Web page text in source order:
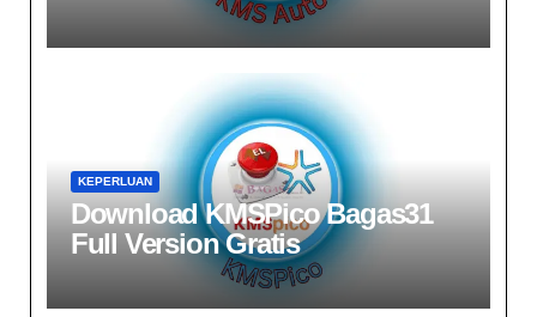
KEPERLUAN
Download KMSPico Bagas31
Full Version Gratis